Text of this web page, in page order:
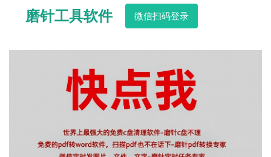
磨针工具软件 微信扫码登录